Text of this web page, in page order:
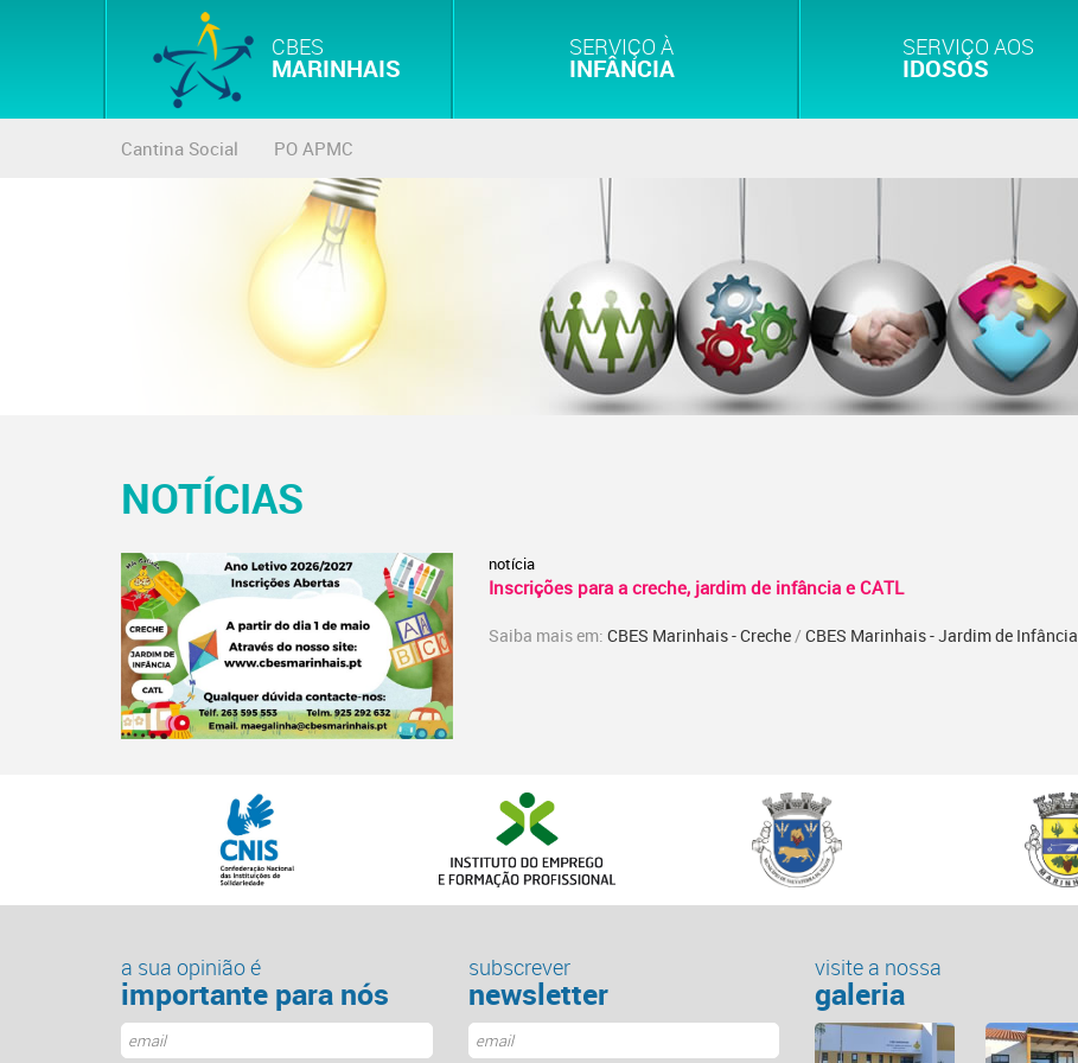
CBES
MARINHAIS
SERVIÇO À
INFÂNCIA
SERVIÇO AOS
IDOSOS
Cantina Social PO APMC
NOTÍCIAS
notícia
Inscrições para a creche, jardim de infância e CATL
Saiba mais em: CBES Marinhais - Creche/ CBES Marinhais - Jardim de Infância
a sua opinião é
importante para nós
subscrever
newsletter
visite a nossa
galeria